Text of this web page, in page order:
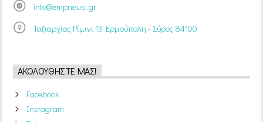
info@empneusi.gr
Ταξιαρχίας Ρίμινι 13, Ερμούπολη - Σύρος 84100
ΑΚΟΛΟΥΘΉΣΤΕ ΜΑΣ!
Facebook
Instagram